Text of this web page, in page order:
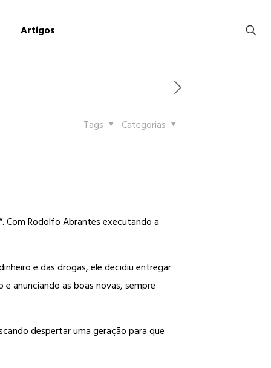
Artigos
Categorias
Tags
Com Rodolfo Abrantes executando a
e das drogas, ele decidiu entregar
anunciando as boas novas, sempre
despertar uma geração para que